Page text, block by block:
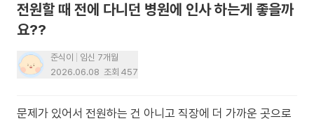
전원할 때 전에 다니던 병원에 인사 하는게 좋을까
요??
준식이
임신 7개월
2026.06.08 조회 457
문제가 있어서 전원하는 건 아니고 직장에 더 가까운 곳으로